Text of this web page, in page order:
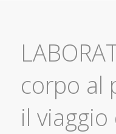
corpo al
il viaggio